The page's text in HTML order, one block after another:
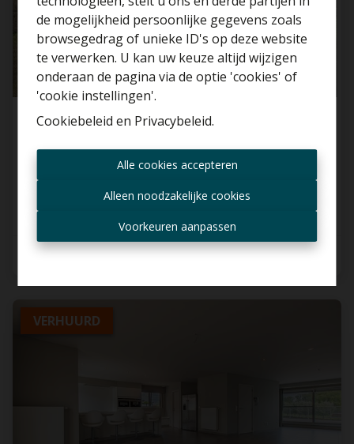
de mogelijkheid persoonlijke gegevens zoals
browsegedrag of unieke ID's op deze website
te verwerken. U kan uw keuze altijd wijzigen
onderaan de pagina via de optie 'cookies' of
'cookie instellingen'.
Cookiebeleid en Privacybeleid.
Alle cookies accepteren
Alleen noodzakelijke cookies
Voorkeuren aanpassen
IN OPTIE - Woning in het landelijke
1840 Steenhuffel
2 1 190 m²
VERHUURD
Benieuwd naar de
waarde van je huis?
Gratis schatting
Altijd als eerste op de
hoogte zijn van nieuwe
aanbiedingen?
Ontvang aanbod per mail